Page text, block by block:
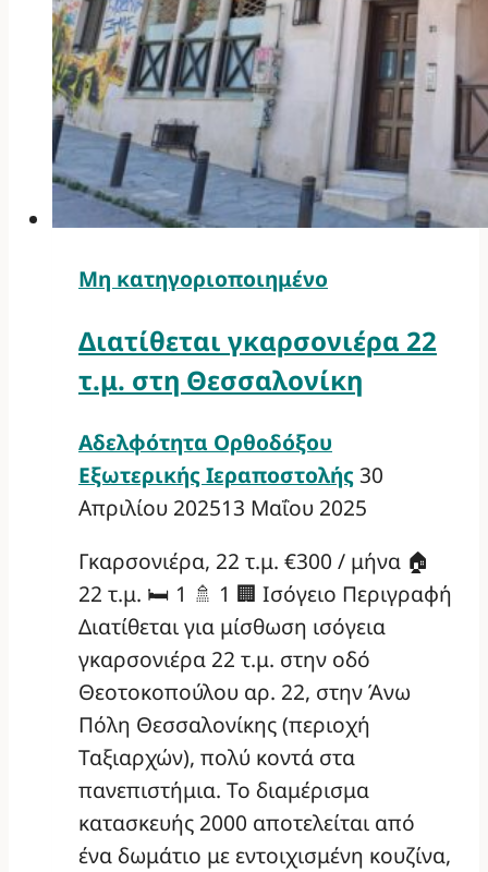
Μη κατηγοριοποιημένο
Διατίθεται γκαρσονιέρα 22
τ.μ. στη Θεσσαλονίκη
Αδελφότητα Ορθοδόξου
Εξωτερικής Ιεραποστολής 30
Απριλίου 202513 Μαΐου 2025
Γκαρσονιέρα, 22 τ.μ. €300 / μήνα 🏠
22 τ.μ. 🛏️ 1 🚿 1 🏢 Ισόγειο Περιγραφή
Διατίθεται για μίσθωση ισόγεια
γκαρσονιέρα 22 τ.μ. στην οδό
Θεοτοκοπούλου αρ. 22, στην Άνω
Πόλη Θεσσαλονίκης (περιοχή
Ταξιαρχών), πολύ κοντά στα
πανεπιστήμια. Το διαμέρισμα
κατασκευής 2000 αποτελείται από
ένα δωμάτιο με εντοιχισμένη κουζίνα,